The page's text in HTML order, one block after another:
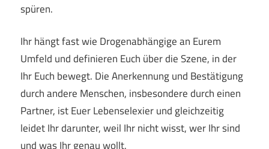
spüren.
Ihr hängt fast wie Drogenabhängige an Eurem
Umfeld und definieren Euch über die Szene, in der
Ihr Euch bewegt. Die Anerkennung und Bestätigung
durch andere Menschen, insbesondere durch einen
Partner, ist Euer Lebenselexier und gleichzeitig
leidet Ihr darunter, weil Ihr nicht wisst, wer Ihr sind
und was Ihr genau wollt.